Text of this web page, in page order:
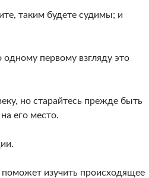
таким будете судимы; и
одному первому взгляду это
но старайтесь прежде быть
его место.
изучить происходящее